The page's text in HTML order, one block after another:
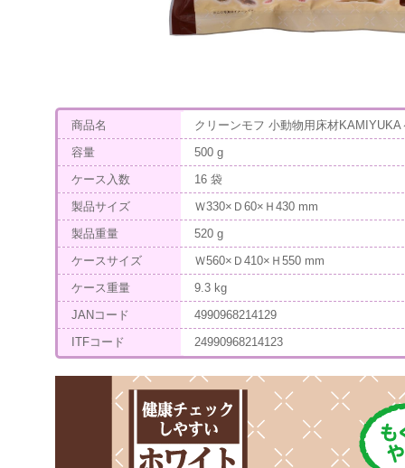
商品名
クリーンモフ 小動物用床材
容量
500 g
ケース入数
16 袋
製品サイズ
Ｗ330×Ｄ60×Ｈ430 mm
製品重量
520 g
ケースサイズ
Ｗ560×Ｄ410×Ｈ550 mm
ケース重量
9.3 kg
JANコード
4990968214129
ITFコード
24990968214123